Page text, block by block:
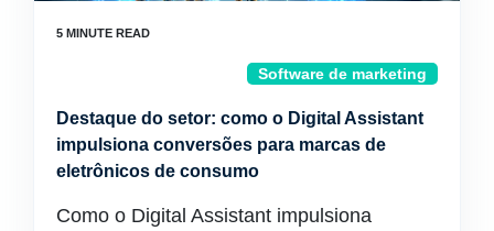
Software de marketing
Destaque do setor: como o Digital Assistant
impulsiona conversões para marcas de
eletrônicos de consumo
Como o Digital Assistant impulsiona